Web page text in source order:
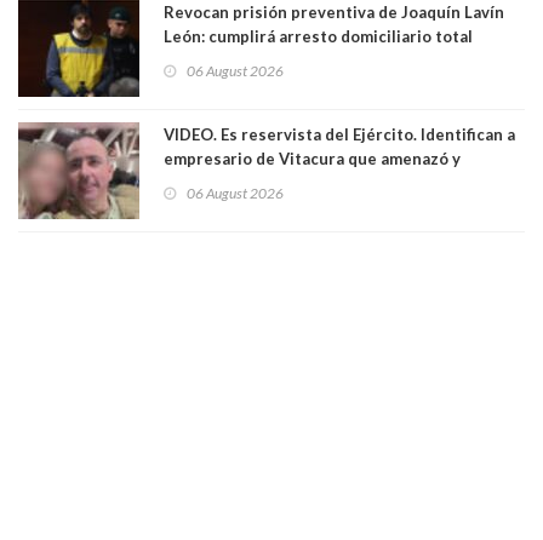
Revocan prisión preventiva de Joaquín Lavín
León: cumplirá arresto domiciliario total
06 August 2026
VIDEO. Es reservista del Ejército. Identifican a
empresario de Vitacura que amenazó y
al "ring raja". Se trata de Andrés Arrieta y la
06 August 2026